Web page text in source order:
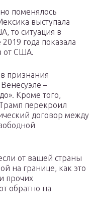
поменялось
выступала
то ситуация в
года показала
от США.
признания
–
Кроме того,
перекроил
договор между
от вашей страны
на границе, как это
прочих
обратно на